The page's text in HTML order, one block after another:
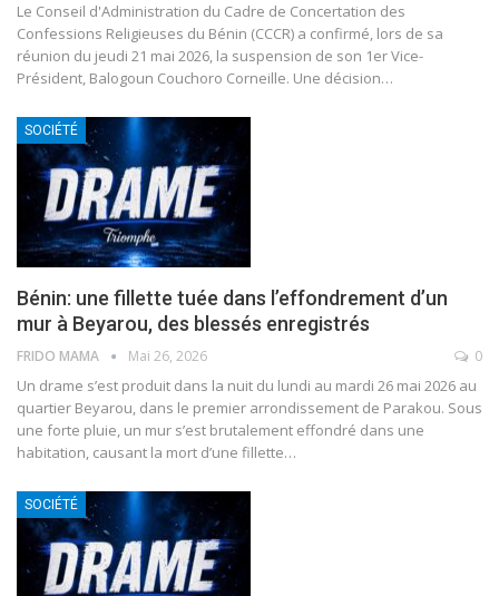
Le Conseil d'Administration du Cadre de Concertation des
Confessions Religieuses du Bénin (CCCR) a confirmé, lors de sa
réunion du jeudi 21 mai 2026, la suspension de son 1er Vice-
Président, Balogoun Couchoro Corneille. Une décision…
SOCIÉTÉ
Bénin: une fillette tuée dans l’effondrement d’un
mur à Beyarou, des blessés enregistrés
FRIDO MAMA Mai 26, 2026 0
Un drame s’est produit dans la nuit du lundi au mardi 26 mai 2026 au
quartier Beyarou, dans le premier arrondissement de Parakou. Sous
une forte pluie, un mur s’est brutalement effondré dans une
habitation, causant la mort d’une fillette…
SOCIÉTÉ